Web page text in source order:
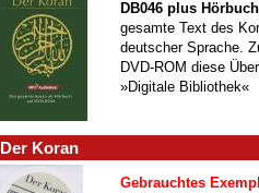
DB046 plus
gesamte Text des
deutscher Sprache.
DVD-ROM diese
»Digitale Bibliothek«
Der Koran
Gebrauchtes